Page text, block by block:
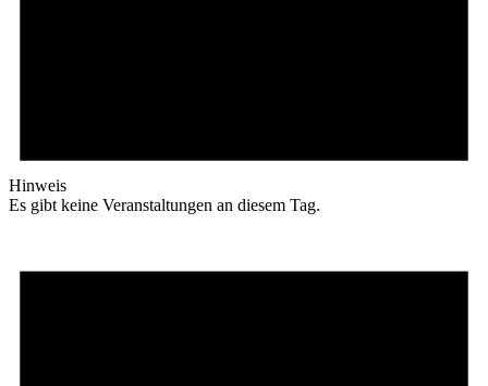
Hinweis
Es gibt keine Veranstaltungen an diesem Tag.